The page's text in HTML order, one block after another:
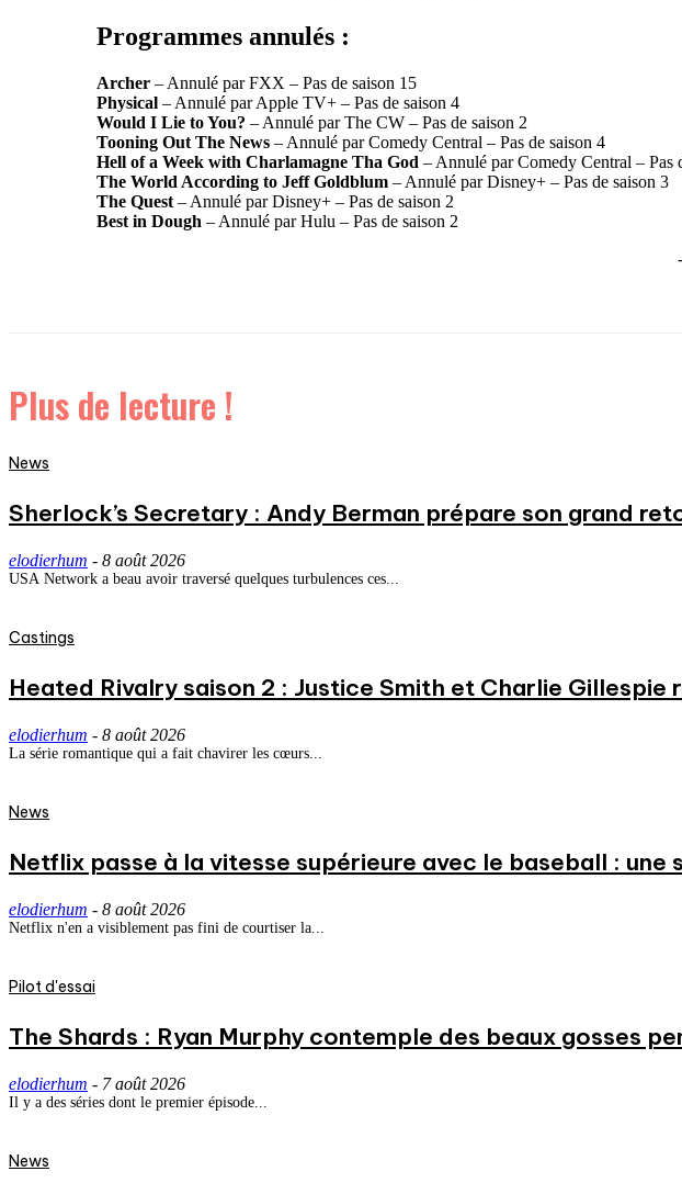
Programmes annulés :
Archer – Annulé par FXX – Pas de saison 15
Physical – Annulé par Apple TV+ – Pas de saison 4
Would I Lie to You? – Annulé par The CW – Pas de saison 2
Tooning Out The News – Annulé par Comedy Central – Pas de saison 4
Hell of a Week with Charlamagne Tha God – Annulé par Comedy Central – Pas
The World According to Jeff Goldblum – Annulé par Disney+ – Pas de saison 3
The Quest – Annulé par Disney+ – Pas de saison 2
Best in Dough – Annulé par Hulu – Pas de saison 2
Plus de lecture !
News
Sherlock’s Secretary : Andy Berman prépare son grand
elodierhum - 8 août 2026
USA Network a beau avoir traversé quelques turbulences ces...
Castings
Heated Rivalry saison 2 : Justice Smith et Charlie Gillespie
elodierhum - 8 août 2026
La série romantique qui a fait chavirer les cœurs...
News
Netflix passe à la vitesse supérieure avec le baseball :
elodierhum - 8 août 2026
Netflix n'en a visiblement pas fini de courtiser la...
Pilot d'essai
The Shards : Ryan Murphy contemple des beaux gosses
elodierhum - 7 août 2026
Il y a des séries dont le premier épisode...
News